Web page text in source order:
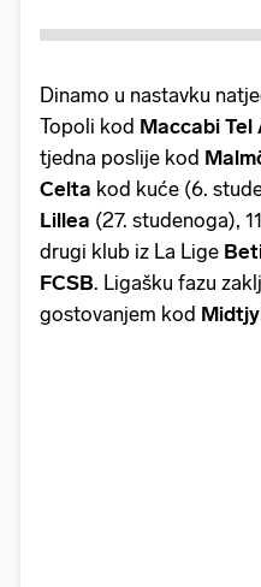
Dinamo u nastavku
Topoli kod Maccabi Tel
tjedna poslije kod
Celta kod kuće (6.
Lillea (27. studenoga),
drugi klub iz La Lige
FCSB. Ligašku fazu
gostovanjem kod